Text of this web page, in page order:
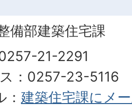
備部建築住宅課
21-2291
：0257-23-5116
建築住宅課にメ